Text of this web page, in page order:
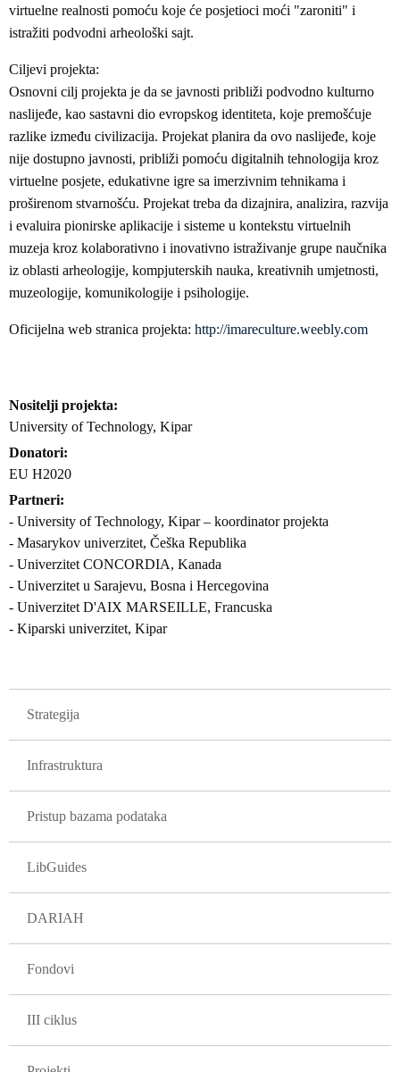
virtuelne realnosti pomoću koje će posjetioci moći "zaroniti" i
istražiti podvodni arheološki sajt.
Ciljevi projekta:
Osnovni cilj projekta je da se javnosti približi podvodno kulturno
naslijeđe, kao sastavni dio evropskog identiteta, koje premošćuje
razlike između civilizacija. Projekat planira da ovo naslijeđe, koje
nije dostupno javnosti, približi pomoću digitalnih tehnologija kroz
virtuelne posjete, edukativne igre sa imerzivnim tehnikama i
proširenom stvarnošću. Projekat treba da dizajnira, analizira, razvija
i evaluira pionirske aplikacije i sisteme u kontekstu virtuelnih
muzeja kroz kolaborativno i inovativno istraživanje grupe naučnika
iz oblasti arheologije, kompjuterskih nauka, kreativnih umjetnosti,
muzeologije, komunikologije i psihologije.
Oficijelna web stranica projekta: http://imareculture.weebly.com
Nositelji projekta
University of Technology, Kipar
Donatori
EU H2020
Partneri
- University of Technology, Kipar – koordinator projekta
- Masarykov univerzitet, Češka Republika
- Univerzitet CONCORDIA, Kanada
- Univerzitet u Sarajevu, Bosna i Hercegovina
- Univerzitet D'AIX MARSEILLE, Francuska
- Kiparski univerzitet, Kipar
Strategija
Infrastruktura
Pristup bazama podataka
LibGuides
DARIAH
Fondovi
III ciklus